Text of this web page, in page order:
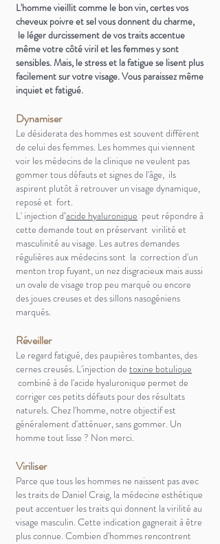
L'homme vieillit comme le bon vin, certesvos
cheveux poivre et sel vous donnent du charme,
le léger durcissement de vos traits accentue
même votre côté viril et les femmes y sont
sensibles. Mais, le stress et la fatigue se lisent plus
facilement sur votre visage. Vous paraissez même
inquiet et fatigué.
Dynamiser
Le désiderata des hommes est souvent différent
de celui des femmes. Les hommes qui viennent
voir les médecins de la clinique ne veulent pas
gommer tous défauts et signes de l'âge, ils
aspirent plutôt à retrouver un visage dynamique,
reposé et fort.
L' injection d’acide hyaluronique peut répondre à
cette demande tout en préservant virilité et
masculinité au visage. Les autres demandes
régulières aux médecins sont la correction d'un
menton trop fuyant, un nez disgracieux mais aussi
un ovale de visage trop peu marqué ou encore
des joues creuses et des sillons nasogéniens
marqués.
Réveiller
Le regard fatigué, des paupières tombantes, des
cernes creusés. L'injection de toxine botulique
combiné à de l'acide hyaluronique permet de
corriger ces petits défauts pour des résultats
naturels. Chez l'homme, notre objectif est
généralement d'atténuer, sans gommer. Un
homme tout lisse ? Non merci.
Viriliser
Parce que tous les hommes ne naissent pas avec
les traits de Daniel Craig, la médecine esthétique
peut accentuer les traits qui donnent la virilité au
visage masculin. Cette indication gagnerait à être
plus connue. Combien d'hommes rencontrent